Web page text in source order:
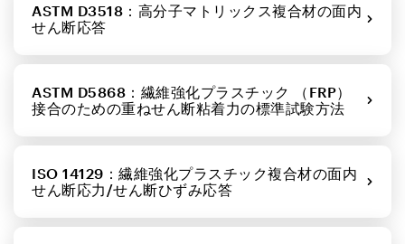
ASTM D3518：高分子マトリックス複合材の面内
せん断応答
ASTM D5868：繊維強化プラスチック （FRP）
接合のための重ねせん断粘着力の標準試験方法
ISO 14129：繊維強化プラスチック複合材の面内
せん断応力/せん断ひずみ応答